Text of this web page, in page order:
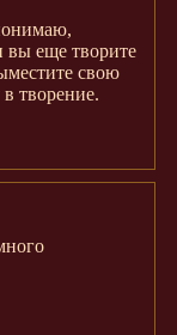
вы еще творите
свою
творение.